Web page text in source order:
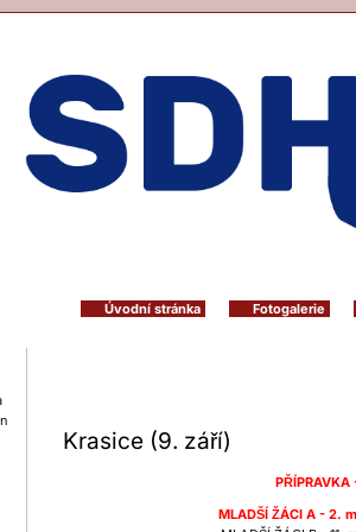
Úvodní stránka Fotogalerie
Krasice (9. září)
MLADŠÍ ŽÁCI A - 2.